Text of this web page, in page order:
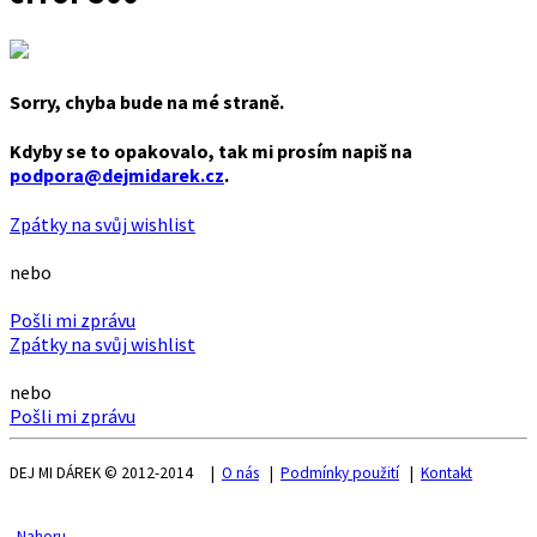
Sorry, chyba bude na mé straně.
Kdyby se to opakovalo, tak mi prosím napiš na
podpora@dejmidarek.cz.
Zpátky na svůj wishlist
nebo
Pošli mi zprávu
Zpátky na svůj wishlist
nebo
Pošli mi zprávu
DEJ MI DÁREK © 2012-2014 | O nás | Podmínky použití| Kontakt